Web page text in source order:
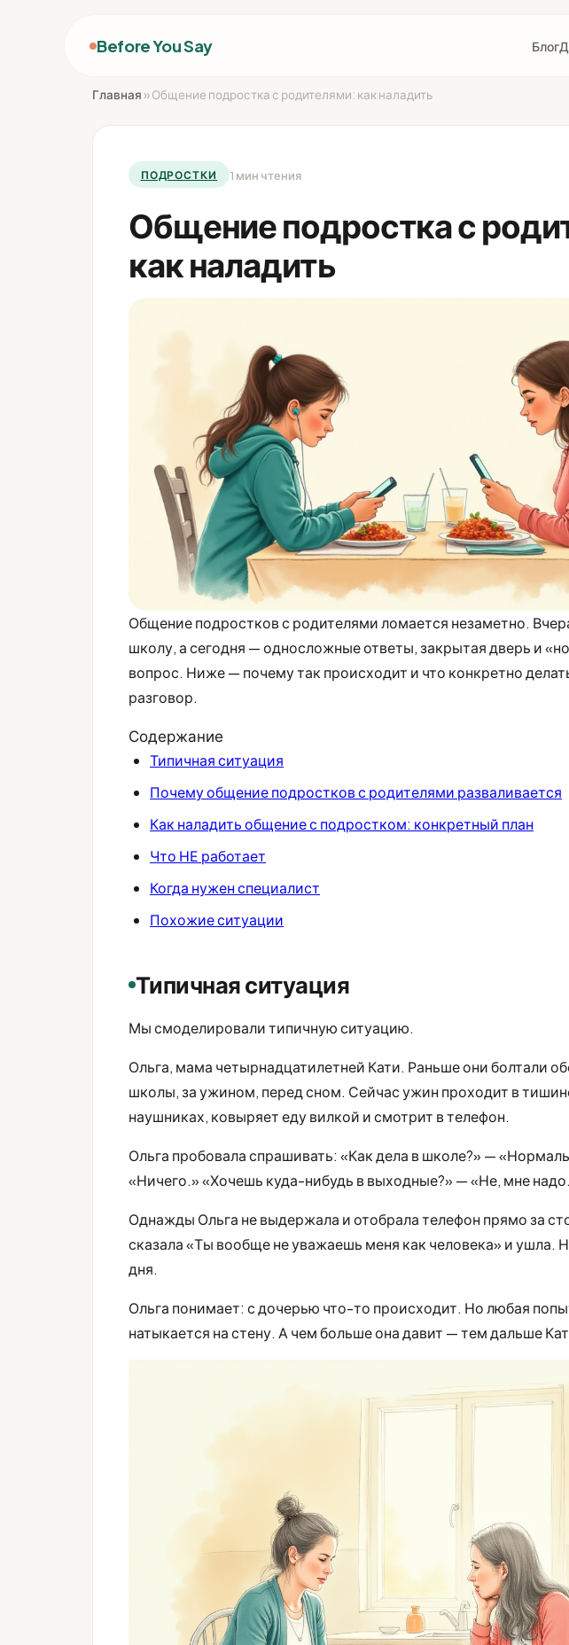
Before You Say Блог
Главная »Общение подростка с родителями: как наладить
ПОДРОСТКИ 1 мин чтения
Общение подростка с
как наладить
Общение подростков с родителями ломается незаметно.
школу, а сегодня — односложные ответы, закрытая дверь и
вопрос. Ниже — почему так происходит и что конкретно
разговор.
Содержание
Типичная ситуация
Почему общение подростков с родителями разваливается
Как наладить общение с подростком: конкретный план
Что НЕ работает
Когда нужен специалист
Похожие ситуации
Типичная ситуация
Мы смоделировали типичную ситуацию.
Ольга, мама четырнадцатилетней Кати. Раньше они болтали
школы, за ужином, перед сном. Сейчас ужин проходит в
наушниках, ковыряет еду вилкой и смотрит в телефон.
Ольга пробовала спрашивать: «Как дела в школе?» —
«Ничего.» «Хочешь куда-нибудь в выходные?» — «Не, мне
Однажды Ольга не выдержала и отобрала телефон прямо за
сказала «Ты вообще не уважаешь меня как человека» и ушла.
дня.
Ольга понимает: с дочерью что-то происходит. Но любая
натыкается на стену. А чем больше она давит — тем дальше